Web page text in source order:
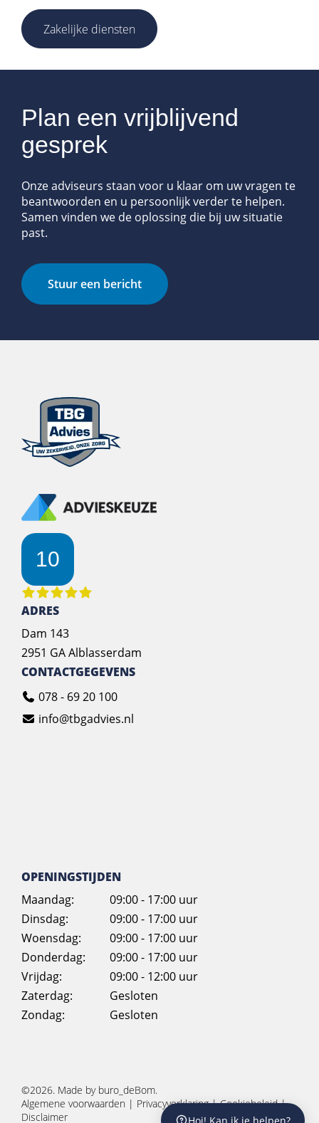
Zakelijke diensten
Plan een vrijblijvend
gesprek
Onze adviseurs staan voor u klaar om uw vragen te
beantwoorden en u persoonlijk verder te helpen.
Samen vinden we de oplossing die bij uw situatie
past.
Stuur een bericht
10
ADRES
Dam 143
2951 GA Alblasserdam
CONTACTGEGEVENS
078 - 69 20 100
info@tbgadvies.nl
OPENINGSTIJDEN
Maandag:
09:00 - 17:00 uur
Dinsdag:
09:00 - 17:00 uur
Woensdag:
09:00 - 17:00 uur
Donderdag:
09:00 - 17:00 uur
Vrijdag:
09:00 - 12:00 uur
Zaterdag:
Gesloten
Zondag:
Gesloten
©2026. Made by buro_deBom.
Algemene voorwaarden | Privacyverklaring|Cookiebeleid|
Disclaimer